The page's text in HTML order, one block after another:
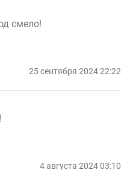
смело!
25 сентября 2024 22:22
4 августа 2024 03:10